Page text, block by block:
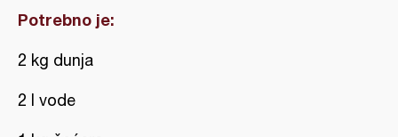
Potrebno je:
2 kg dunja
2 l vode